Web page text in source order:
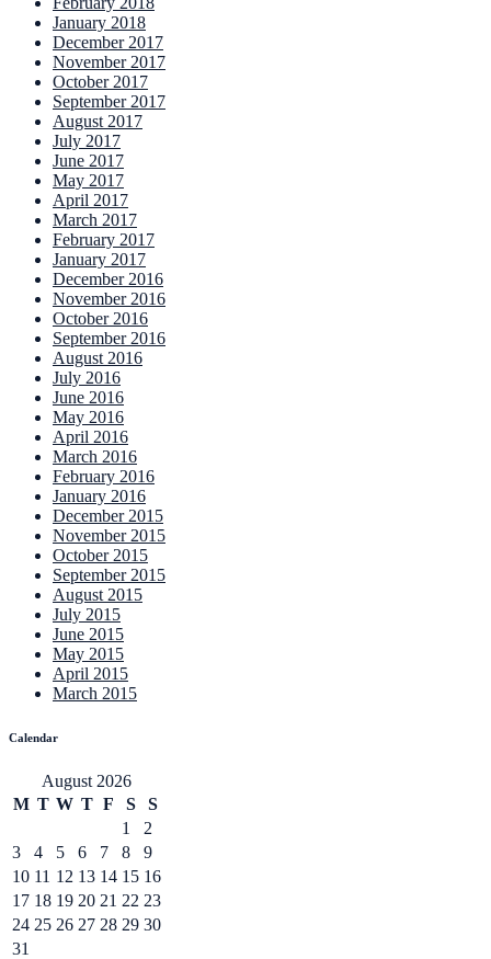
January 2018
December 2017
November 2017
October 2017
September 2017
August 2017
July 2017
June 2017
May 2017
April 2017
March 2017
February 2017
January 2017
December 2016
November 2016
October 2016
September 2016
August 2016
July 2016
June 2016
May 2016
April 2016
March 2016
February 2016
January 2016
December 2015
November 2015
October 2015
September 2015
August 2015
July 2015
June 2015
May 2015
April 2015
March 2015
Calendar
August 2026
M T W T F S
S
1
2
3
4 5 6 7 8
9
10 11 12 13 14 15 16
17 18 19 20 21 22 23
24 25 26 27 28 29 30
31